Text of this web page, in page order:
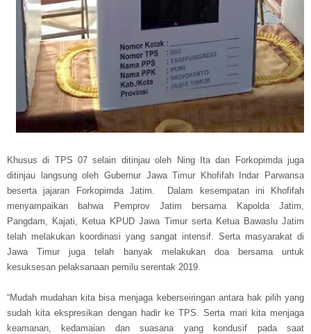
Khusus di TPS 07 selain ditinjau oleh Ning Ita dan Forkopimda juga
ditinjau langsung oleh Gubernur Jawa Timur Khofifah Indar Parwansa
beserta jajaran Forkopimda Jatim. Dalam kesempatan ini Khofifah
menyampaikan bahwa Pemprov Jatim bersama Kapolda Jatim,
Pangdam, Kajati, Ketua KPUD Jawa Timur serta Ketua Bawaslu Jatim
telah melakukan koordinasi yang sangat intensif. Serta masyarakat di
Jawa Timur juga telah banyak melakukan doa bersama untuk
kesuksesan pelaksanaan pemilu serentak 2019.
“Mudah mudahan kita bisa menjaga keberseiringan antara hak pilih yang
sudah kita ekspresikan dengan hadir ke TPS. Serta mari kita menjaga
keamanan, kedamaian dan suasana yang kondusif pada saat